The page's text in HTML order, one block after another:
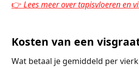
👉 Lees meer over tapisvloeren en
Kosten van een
Wat betaal je gemiddeld per